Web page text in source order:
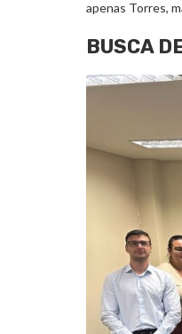
apenas Torres,
BUSCA